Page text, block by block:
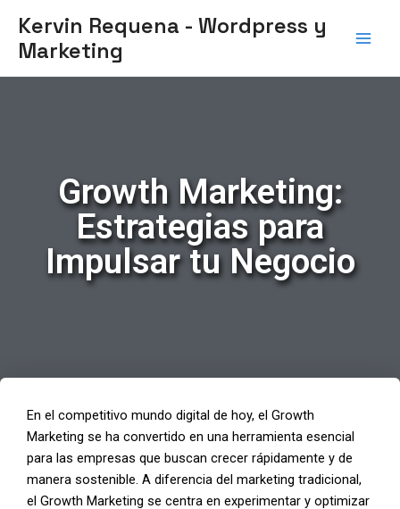
contenido
Kervin Requena - Wordpress y
Marketing
Growth Marketing:
Estrategias para
Impulsar tu Negocio
En el competitivo mundo digital de hoy, el Growth
Marketing se ha convertido en una herramienta esencial
para las empresas que buscan crecer rápidamente y de
manera sostenible. A diferencia del marketing tradicional,
el Growth Marketing se centra en experimentar y optimizar